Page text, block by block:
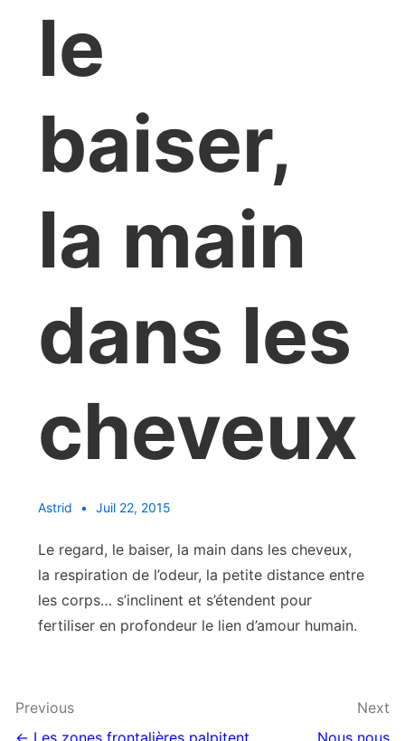
le
baiser,
la main
dans les
cheveux
Astrid Juil 22, 2015
Le regard, le baiser, la main dans les cheveux,
la respiration de l’odeur, la petite distance entre
les corps… s’inclinent et s’étendent pour
fertiliser en profondeur le lien d’amour humain.
Navigation
Previous
← Les zones frontalières palpitent
Next
Nous nous